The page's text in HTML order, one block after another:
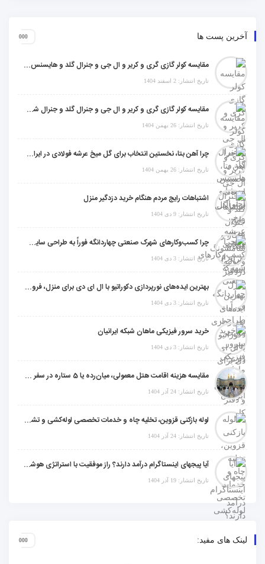
آخرین پست ها
مقایسه کولر گازی گری و کریر و ال جی و جنرال گلد و هایسنس و مدیا و اجنرال
تاریخ انتشار: 2 اسفند 1404
مقایسه کولر گازی گری و کریر و ال جی و جنرال گلد و جنرال شکار و سامسونگ و یونیوا
تاریخ انتشار: 26 بهمن 1404
چرا آهن بتا، نخستین انتخاب برای گل میخ عرشه فولادی در ایران است؟
تاریخ انتشار: 26 بهمن 1404
اشتباهات رایج مردم هنگام خرید دزدگیر منزل
تاریخ انتشار: 9 دی 1404
چرا کسب‌وکارهای شهرک صنعتی چهاردانگه فوراً به طراحی سایت نیاز دارند؟
تاریخ انتشار: 3 دی 1404
بهترین ایده‌های نورپردازی دکوراتیو با ال ای دی برای منزل، فروشگاه و دفتر کار
تاریخ انتشار: 3 دی 1404
خرید سرور فیزیکی ماهان شبکه ایرانیان
تاریخ انتشار: 3 دی 1404
مقایسه هزینه اقامت هتل معمولی، میان‌رده یا 5 ستاره در سفر زیارتی عراق
تاریخ انتشار: 24 آذر 1404
لوله بازکنی قزوین، تخلیه چاه و خدمات تخصصی لوله‌کشی و تشخیص ترکیدگی
تاریخ انتشار: 24 آذر 1404
آیا پیجهای اینستاگرام درآمد دارند؟ راز موفقیت با استراتژی هوشمندانه
تاریخ انتشار: 19 آذر 1404
لینک های مفید: